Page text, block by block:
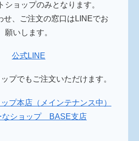
ショップのみとなります。
せ、ご注文の窓口はLINEでお
願いします。
公式LINE
プでもご注文いただけます。
プ本店（メインテナンス中）
なショップ BASE支店